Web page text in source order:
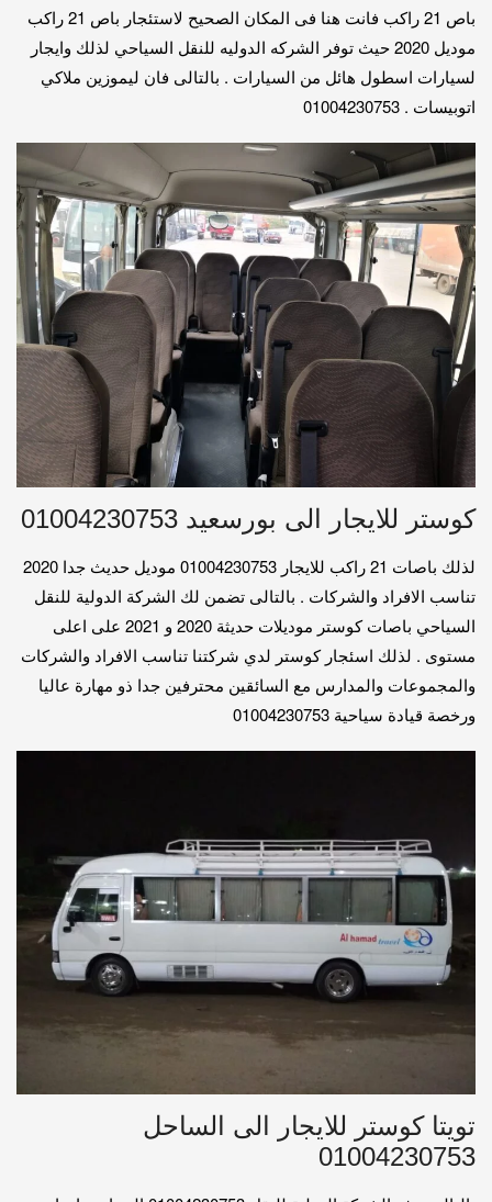
باص 21 راكب فانت هنا فى المكان الصحيح لاستئجار باص 21 راكب
موديل 2020 حيث توفر الشركه الدوليه للنقل السياحي لذلك وايجار
لسيارات اسطول هائل من السيارات . بالتالى فان ليموزين ملاكي
اتوبيسات . 01004230753
كوستر للايجار الى بورسعيد 01004230753
لذلك باصات 21 راكب للايجار 01004230753 موديل حديث جدا 2020
تناسب الافراد والشركات . بالتالى تضمن لك الشركة الدولية للنقل
السياحي باصات كوستر موديلات حديثة 2020 و 2021 على اعلى
مستوى . لذلك اسئجار كوستر لدي شركتنا تناسب الافراد والشركات
والمجموعات والمدارس مع السائقين محترفين جدا ذو مهارة عاليا
ورخصة قيادة سياحية 01004230753
تويتا كوستر للايجار الى الساحل
01004230753